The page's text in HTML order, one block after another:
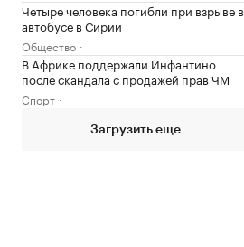
Четыре человека погибли при взрыве в
автобусе в Сирии
Общество
В Африке поддержали Инфантино
после скандала с продажей прав ЧМ
Спорт
Загрузить еще